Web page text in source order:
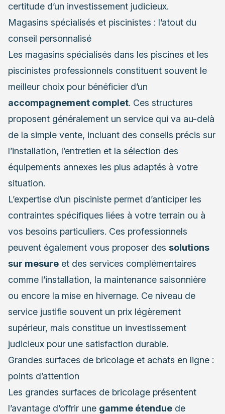
certitude d’un investissement judicieux.
Magasins spécialisés et piscinistes : l’atout du
conseil personnalisé
Les magasins spécialisés dans les piscines et les
piscinistes professionnels constituent souvent le
meilleur choix pour bénéficier d’un
accompagnement complet. Ces structures
proposent généralement un service qui va au-delà
de la simple vente, incluant des conseils précis sur
l’installation, l’entretien et la sélection des
équipements annexes les plus adaptés à votre
situation.
L’expertise d’un pisciniste permet d’anticiper les
contraintes spécifiques liées à votre terrain ou à
vos besoins particuliers. Ces professionnels
peuvent également vous proposer des solutions
sur mesure et des services complémentaires
comme l’installation, la maintenance saisonnière
ou encore la mise en hivernage. Ce niveau de
service justifie souvent un prix légèrement
supérieur, mais constitue un investissement
judicieux pour une satisfaction durable.
Grandes surfaces de bricolage et achats en ligne :
points d’attention
Les grandes surfaces de bricolage présentent
l’avantage d’offrir une gamme étendue de